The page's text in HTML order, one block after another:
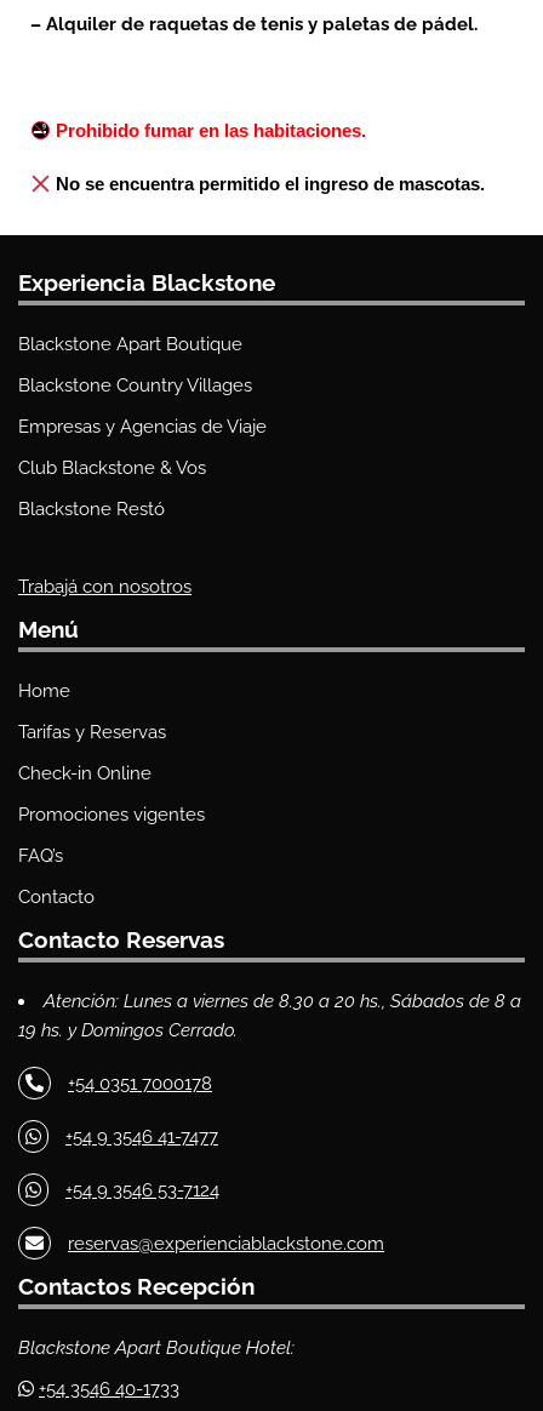
– Alquiler de raquetas de tenis y paletas de pádel.
Prohibido fumar en las habitaciones.
No se encuentra permitido el ingreso de mascotas.
Experiencia Blackstone
Blackstone Apart Boutique
Blackstone Country Villages
Empresas y Agencias de Viaje
Club Blackstone & Vos
Blackstone Restó
Trabajá con nosotros
Menú
Home
Tarifas y Reservas
Check-in Online
Promociones vigentes
FAQ’s
Contacto
Contacto Reservas
Atención: Lunes a viernes de 8.30 a 20 hs., Sábados de 8 a
19 hs. y Domingos Cerrado.
+54 0351 7000178
+54 9 3546 41-7477
+54 9 3546 53-7124
reservas@experienciablackstone.com
Contactos Recepción
Blackstone Apart Boutique Hotel:
+54 3546 40-1733